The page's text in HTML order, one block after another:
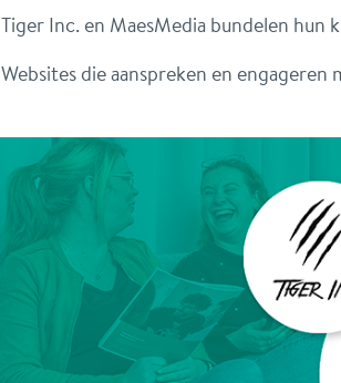
Tiger Inc. en MaesMedia bundelen hun
Websites die aanspreken en